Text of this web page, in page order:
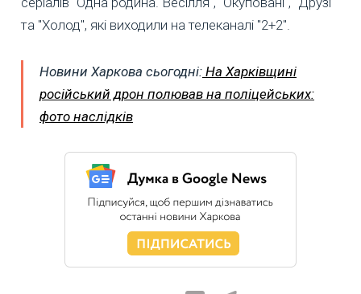
та "Холод", які виходили на телеканалі "2+2".
Новини Харкова сьогодні: На Харківщині
російський дрон полював на поліцейських:
фото наслідків